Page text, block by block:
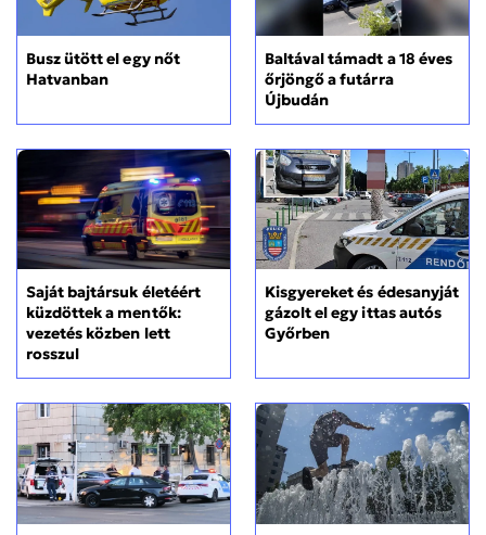
Busz ütött el egy nőt
Hatvanban
Baltával támadt a 18 éves
őrjöngő a futárra
Újbudán
Saját bajtársuk életéért
küzdöttek a mentők:
vezetés közben lett
rosszul
Kisgyereket és édesanyját
gázolt el egy ittas autós
Győrben